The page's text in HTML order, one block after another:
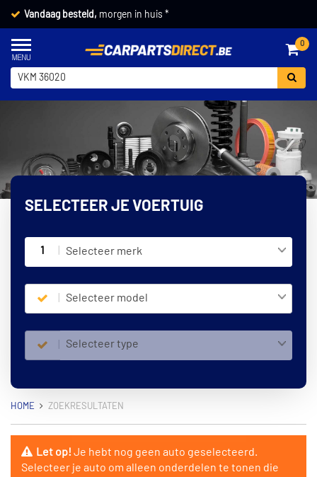
Vandaag besteld, morgen in huis *
0
SELECTEER JE VOERTUIG
1 Selecteer merk
Selecteer model
Selecteer type
HOME ZOEKRESULTATEN
Let op!Je hebt nog geen auto geselecteerd.
Selecteer je auto om alleen onderdelen te tonen die